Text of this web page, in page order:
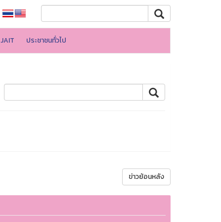
JAIT ประชาชนทั่วไป
ข่าวย้อนหลัง